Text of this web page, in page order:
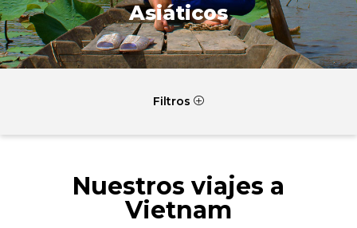
Asiáticos
Filtros P
Nuestros viajes a
Vietnam